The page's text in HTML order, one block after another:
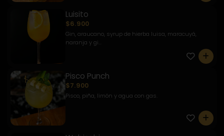
Luisito
$6.900
Gin, araucano, syrup de hierba luisa, maracuyá,
naranja y gi...
0
Pisco Punch
$7.900
Pisco, piña, limón y agua con gas.
0